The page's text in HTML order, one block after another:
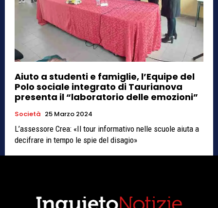
Aiuto a studenti e famiglie, l’Equipe del
Polo sociale integrato di Taurianova
presenta il “laboratorio delle emozioni”
Società 25 Marzo 2024
L’assessore Crea: «Il tour informativo nelle scuole aiuta a
decifrare in tempo le spie del disagio»